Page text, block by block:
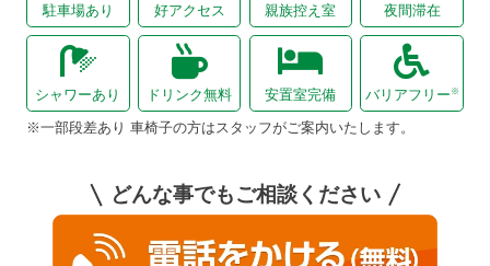
駐車場あり 好アクセス 親族控え室 夜間滞在
シャワーあり ドリンク無料 安置室完備 バリアフリー ※
※一部段差あり 車椅子の方はスタッフがご案内いたします。
どんな事でもご相談ください